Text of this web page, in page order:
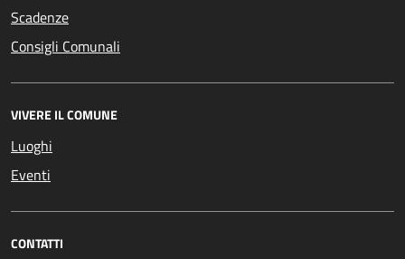
Scadenze
Consigli Comunali
VIVERE IL COMUNE
Luoghi
Eventi
CONTATTI